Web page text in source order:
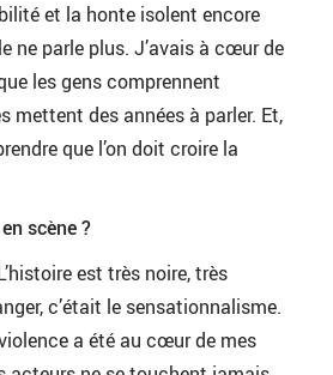
et la honte isolent encore
ne parle plus. J’avais à cœur de
les gens comprennent
mettent des années à parler. Et,
que l’on doit croire la
scène ?
est très noire, très
c’était le sensationnalisme.
a été au cœur de mes